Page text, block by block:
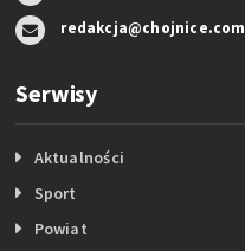
redakcja@chojnice.com
Serwisy
Aktualności
Sport
Powiat